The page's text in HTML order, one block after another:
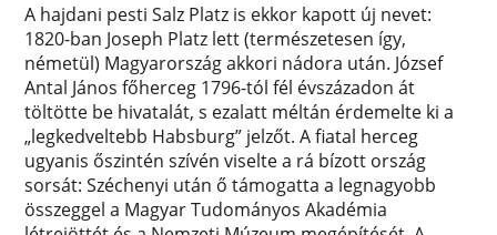
A hajdani pesti Salz Platz is ekkor kapott új nevet:
1820-ban Joseph Platz lett (természetesen így,
németül) Magyarország akkori nádora után. József
Antal János főherceg 1796-tól fél évszázadon át
töltötte be hivatalát, s ezalatt méltán érdemelte ki a
„legkedveltebb Habsburg” jelzőt. A fiatal herceg
ugyanis őszintén szívén viselte a rá bízott ország
sorsát: Széchenyi után ő támogatta a legnagyobb
összeggel a Magyar Tudományos Akadémia